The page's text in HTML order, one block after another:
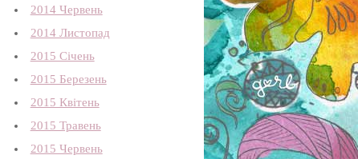
2014 Червень
2014 Листопад
2015 Січень
2015 Березень
2015 Квітень
2015 Травень
2015 Червень